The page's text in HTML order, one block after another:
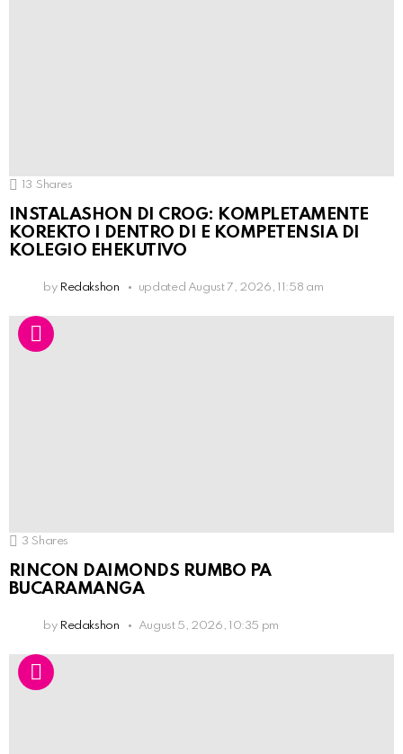
13 Shares
INSTALASHON DI CROG: KOMPLETAMENTE
KOREKTO I DENTRO DI E KOMPETENSIA DI
KOLEGIO EHEKUTIVO
by Redakshon updated August 7, 2026, 11:58 am
3 Shares
RINCON DAIMONDS RUMBO PA
BUCARAMANGA
by Redakshon August 5, 2026, 10:35 pm